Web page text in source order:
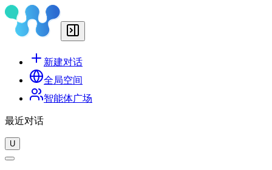
新建对话
全局空间
智能体广场
最近对话
U